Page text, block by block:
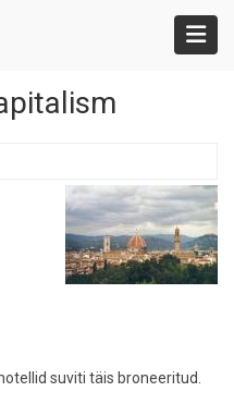
suviti täis broneeritud.